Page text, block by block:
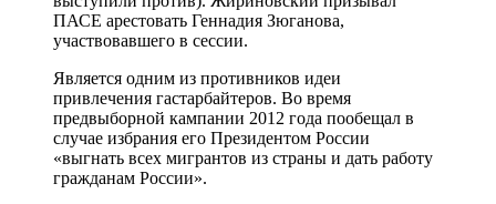
ПАСЕ арестовать Геннадия Зюганова,
участвовавшего в сессии.
Является одним из противников идеи
привлечения гастарбайтеров. Во время
предвыборной кампании 2012 года пообещал в
случае избрания его Президентом России
«выгнать всех мигрантов из страны и дать работу
гражданам России».